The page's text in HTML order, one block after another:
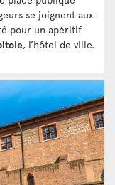
se joignent aux
pour un apéritif
, l’hôtel de ville.